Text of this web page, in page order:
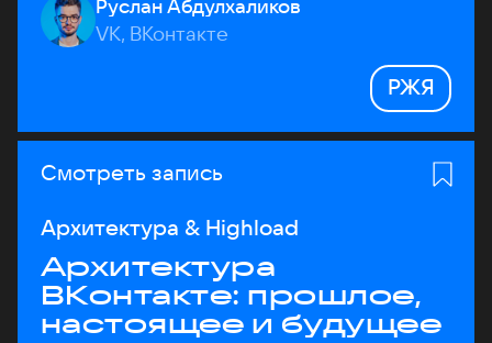
Руслан Абдулхаликов
VK, ВКонтакте
РЖЯ
Смотреть запись
Архитектура & Highload
Архитектура
ВКонтакте: прошлое,
настоящее и будущее